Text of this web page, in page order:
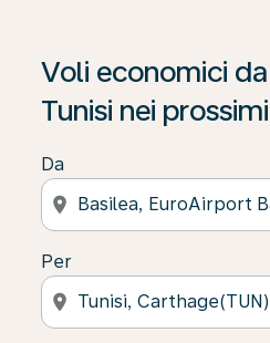
Voli economici
Tunisi nei
Da
location_on
Per
location_on
Se non trova risultati,